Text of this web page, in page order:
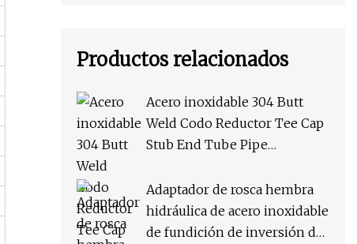
Productos relacionados
Acero inoxidable 304 Butt
Weld Codo Reductor Tee Cap
Stub End Tube Pipe
Adaptador de rosca hembra
hidráulica de acero inoxidable
de fundición de inversión de